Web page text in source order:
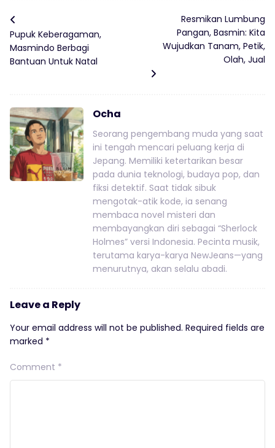
Pupuk Keberagaman,
Masmindo Berbagi
Bantuan Untuk Natal
Resmikan Lumbung
Pangan, Basmin: Kita
Wujudkan Tanam, Petik,
Olah, Jual
Ocha
Seorang pengembang muda yang saat
ini tengah mencari peluang kerja di
Jepang. Memiliki ketertarikan besar
pada dunia teknologi, budaya pop, dan
fiksi detektif. Saat tidak sibuk
mengotak-atik kode, ia senang
membaca novel misteri dan
membayangkan diri sebagai “Sherlock
Holmes” versi Indonesia. Pecinta musik,
terutama karya-karya NewJeans—yang
menurutnya, akan selalu abadi.
Leave a Reply
Your email address will not be published. Required fields are
marked *
Comment *